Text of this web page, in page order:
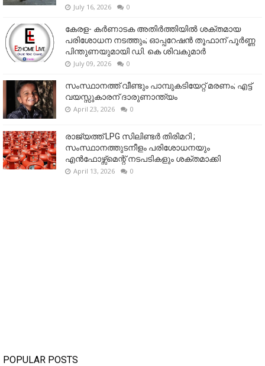
July 16, 2026 0
കേരള- കർണാടക അതിർത്തിയിൽ ശക്തമായ
പരിശോധന നടത്തും; ഓപ്പറേഷൻ തൂഫാന് പൂർണ്ണ
പിന്തുണയുമായി ഡി. കെ ശിവകുമാർ
July 09, 2026 0
സംസ്ഥാനത്ത് വീണ്ടും പാമ്പുകടിയേറ്റ് മരണം; എട്ട്
വയസ്സുകാരന് ദാരുണാന്ത്യം
April 23, 2026 0
രാജ്യത്ത് LPG സിലിണ്ടർ തിരിമറി ;
സംസ്ഥാനത്തുടനീളം പരിശോധനയും
എൻഫോഴ്സ്മെന്റ് നടപടികളും ശക്തമാക്കി
April 13, 2026 0
POPULAR POSTS